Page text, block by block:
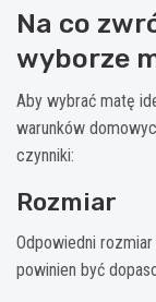
Na co
wyborze
Aby wybrać matę
warunków
czynniki:
Rozmiar
Odpowiedni
powinien być